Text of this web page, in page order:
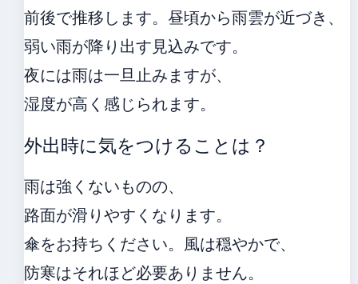
前後で推移します。昼頃から雨雲が近づき、
弱い雨が降り出す見込みです。
夜には雨は一旦止みますが、
湿度が高く感じられます。
外出時に気をつけることは？
雨は強くないものの、
路面が滑りやすくなります。
傘をお持ちください。風は穏やかで、
防寒はそれほど必要ありません。